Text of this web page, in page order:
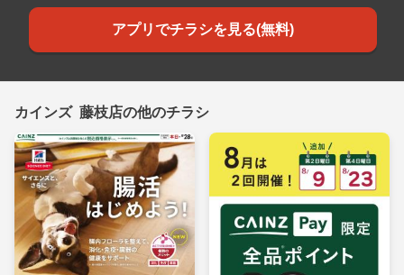
アプリでチラシを見る(無料)
カインズ 藤枝店の他のチラシ